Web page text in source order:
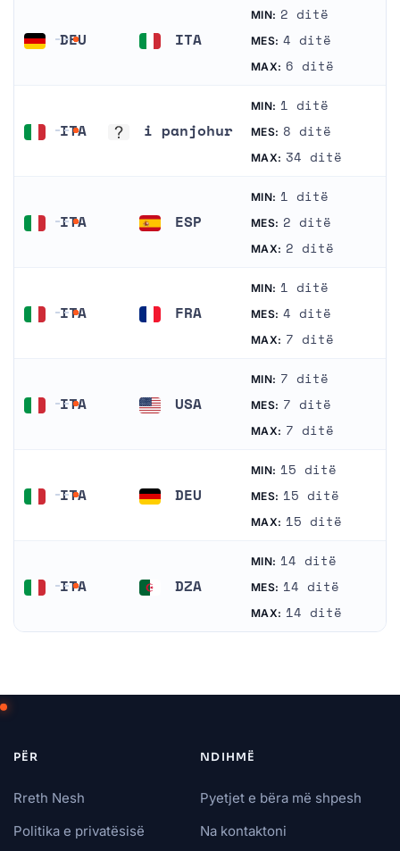
DEU ITA
MIN: 2 ditë
MES: 4 ditë
MAX: 6 ditë
ITA i panjohur
MIN: 1 ditë
MES: 8 ditë
MAX: 34 ditë
ITA ESP
MIN: 1 ditë
MES: 2 ditë
MAX: 2 ditë
ITA FRA
MIN: 1 ditë
MES: 4 ditë
MAX: 7 ditë
ITA USA
MIN: 7 ditë
MES: 7 ditë
MAX: 7 ditë
ITA DEU
MIN: 15 ditë
MES: 15 ditë
MAX: 15 ditë
ITA DZA
MIN: 14 ditë
MES: 14 ditë
MAX: 14 ditë
PËR
Rreth Nesh
Politika e privatësisë
NDIHMË
Pyetjet e bëra më shpesh
Na kontaktoni